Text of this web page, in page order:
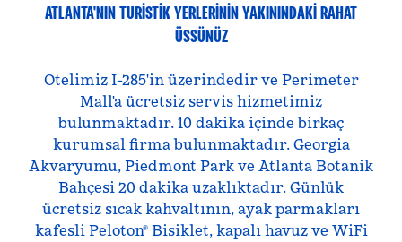
ATLANTA'NIN TURISTIK YERLERININ YAKININDAKI RAHAT
ÜSSÜNÜZ
Otelimiz I-285'in üzerindedir ve Perimeter
Mall'a ücretsiz servis hizmetimiz
bulunmaktadır. 10 dakika içinde birkaç
kurumsal firma bulunmaktadır. Georgia
Akvaryumu, Piedmont Park ve Atlanta Botanik
Bahçesi 20 dakika uzaklıktadır. Günlük
ücretsiz sıcak kahvaltının, ayak parmakları
kafesli Peloton® Bisiklet, kapalı havuz ve WiFi